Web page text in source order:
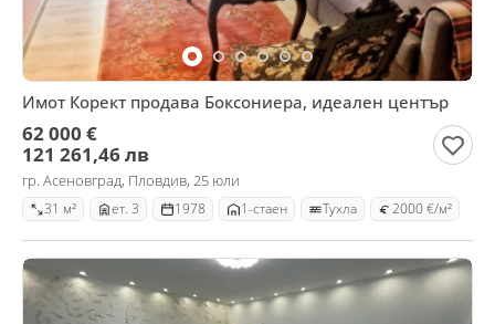
Имот Корект продава Боксониера, идеален център
62 000 €
121 261,46 лв
гр. Асеновград, Пловдив, 25 юли
31 м² ет. 3 1978 1-стаен Тухла 2000 €/м²